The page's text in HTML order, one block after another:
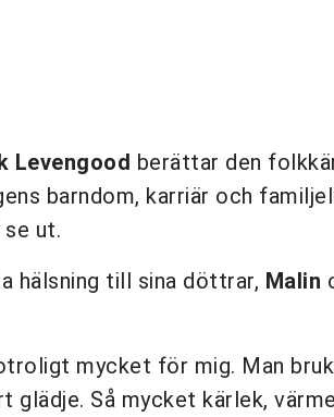
Levengood berättar den
barndom, karriär och
ut.
hälsning till sina döttrar, Malin
mycket för mig. Man
glädje. Så mycket kärlek,